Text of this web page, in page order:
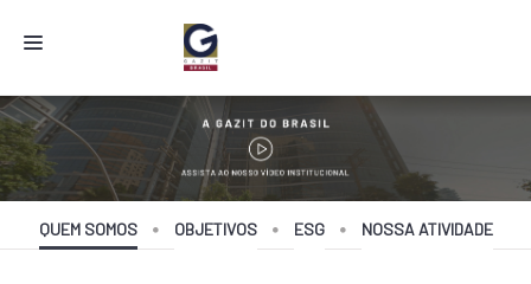
GAZIT BRASIL
GAZIT GLOBE
QUEM SOMOS OBJETIVOS ESG NOSSA ATIVIDADE